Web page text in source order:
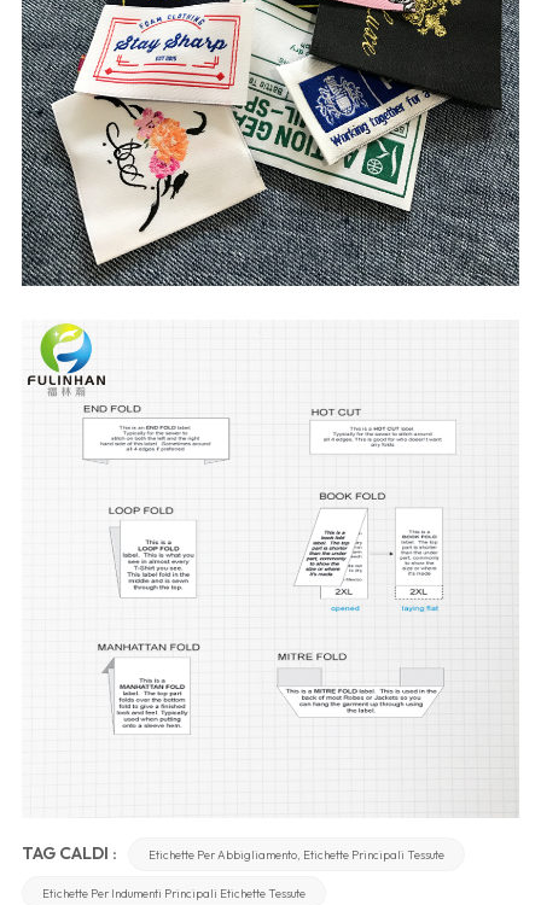
TAG CALDI : Etichette Per Abbigliamento, Etichette Principali Tessute
Etichette Per Indumenti Principali Etichette Tessute